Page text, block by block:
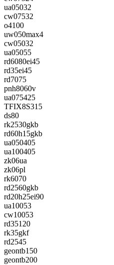
ua05032
cw07532
o4100
uw050max4
cw05032
ua05055
rd6080ei45
rd35ei45
rd7075
pnh8060v
ua075425
TFIX8S315
ds80
rk2530gkb
rd60h15gkb
ua050405
ua100405
zk06ua
zk06pl
rk6070
rd2560gkb
rd20h25ei90
ua10053
cw10053
rd35120
rk35gkf
rd2545
geontb150
geontb200